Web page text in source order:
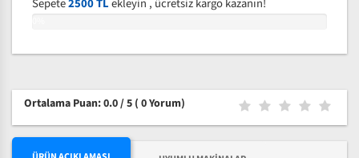
Sepete2500 TLekleyin , ücretsiz kargo kazanın!
Ortalama Puan: 0.0 / 5 ( 0 Yorum)